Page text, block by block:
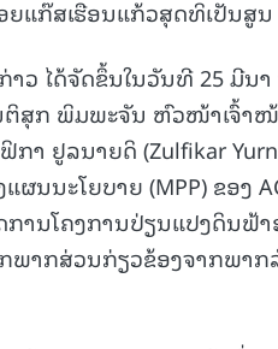
ແກ໊ສເຮືອນແກ້ວສຸດທິເປັນສູນ
າວ ໄດ້ຈັດຂຶ້ນໃນວັນທີ 25 ມີ
ສຸກ ພິມພະຈັນ ຫົວໜ້າເຈົ້າໜ້
ກາ ຢູລນາຍດິ (Zulfikar
ຜນນະໂຍບາຍ (MPP) ຂອງ
ານໂຄງການປ່ຽນແປງດິນຟ້າ
າກສ່ວນກ່ຽວຂ້ອງຈາກພາກ